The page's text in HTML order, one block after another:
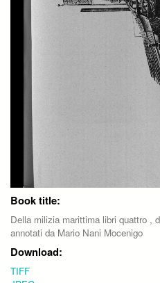
Book title:
Della milizia marittima libri quattro ,
annotati da Mario Nani Mocenigo
Download:
TIFF